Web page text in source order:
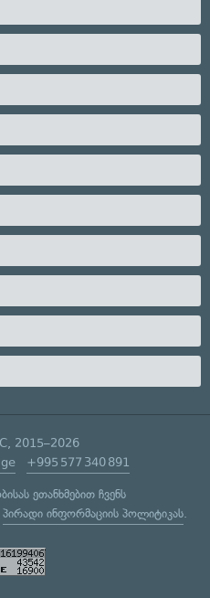
2015–2026
+995 577 340 891
ეთანხმებით ჩვენს
პირადი ინფორმაციის პოლიტიკას.